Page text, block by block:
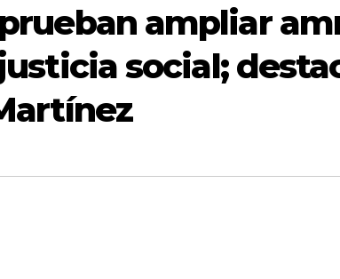
ampliar
social;